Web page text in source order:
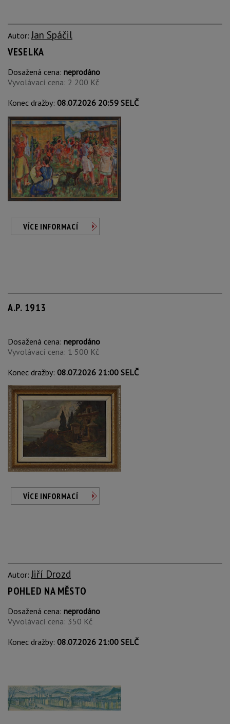
Autor:Jan Spáčil
VESELKA
Dosažená cena: neprodáno
Vyvolávací cena: 2 200 Kč
Konec dražby: 08.07.2026 20:59 SELČ
VÍCE INFORMACÍ
A.P. 1913
Dosažená cena: neprodáno
Vyvolávací cena: 1 500 Kč
Konec dražby: 08.07.2026 21:00 SELČ
VÍCE INFORMACÍ
Autor:Jiří Drozd
POHLED NA MĚSTO
Dosažená cena: neprodáno
Vyvolávací cena: 350 Kč
Konec dražby: 08.07.2026 21:00 SELČ